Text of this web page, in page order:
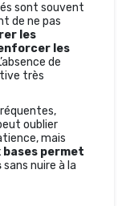
sont souvent
de ne pas
les
les
de
très
oublier
mais
bases permet
sans nuire à la